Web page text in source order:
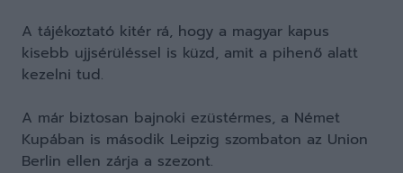
A tájékoztató kitér rá, hogy a magyar kapus
kisebb ujjsérüléssel is küzd, amit a pihenő alatt
kezelni tud.
A már biztosan bajnoki ezüstérmes, a Német
Kupában is második Leipzig szombaton az Union
Berlin ellen zárja a szezont.